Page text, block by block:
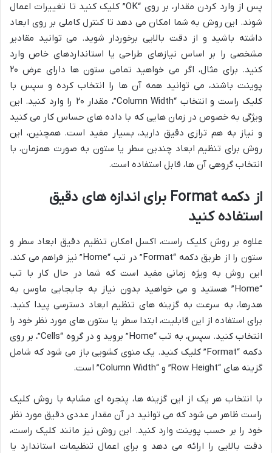
پس از وارد کردن مقدار، بر روی “OK” کلیک کنید تا تغییرات اعمال
شوند. این روش به شما امکان می دهد تا کنترل کاملی بر روی ابعاد
داشته باشید و از دقت بالایی برخوردار شوید. می توانید مقادیر
مشخصی را بر اساس نیازهای طراحی یا استانداردهای خاص وارد
کنید. برای مثال، اگر می خواهید تمامی ستون ها دارای عرض ۲۰
پوینت باشند، می توانید همه آن ها را انتخاب کرده و سپس با
کلیک راست و انتخاب “Column Width”، مقدار ۲۰ را وارد کنید. این
ویژگی به خصوص در زمان هایی که با داده های حساس کار می کنید
و نیاز به هم ترازی دقیق دارید، بسیار مفید است. همچنین، این
روش برای تنظیم ابعاد چندین سطر یا ستون به صورت همزمان، با
انتخاب گروهی آن ها، قابل استفاده است.
از دکمه Format برای اندازه های دقیق
استفاده کنید
علاوه بر روش کلیک راست، اکسل امکان تنظیم دقیق ابعاد سطر و
ستون را از طریق دکمه “Format” در تب “Home” نیز فراهم می کند.
این روش به ویژه زمانی مفید است که شما در حال کار با تب
“Home” هستید و می خواهید بدون نیاز به جابجایی ماوس به
هدرها، به سرعت به گزینه های تنظیم ابعاد دسترسی پیدا کنید.
برای استفاده از این قابلیت، ابتدا سطر یا ستون های مورد نظر خود را
انتخاب کنید. سپس، به تب “Home” بروید و در گروه “Cells”، بر روی
دکمه “Format” کلیک کنید. یک منوی کشویی باز می شود که شامل
گزینه های “Row Height” و “Column Width” است.
با انتخاب هر یک از این گزینه ها، پنجره ای مشابه با روش کلیک
راست ظاهر می شود که می توانید در آن مقدار عددی دقیق مورد نظر
خود را بر حسب پوینت وارد کنید. این روش نیز مانند کلیک راست،
دقت بالایی را ارائه می دهد و برای اعمال تنظیمات استاندارد یا